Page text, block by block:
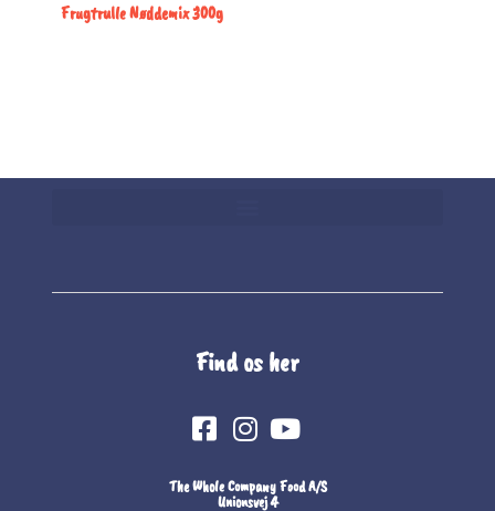
Frugtrulle Nøddemix 300g
Find os her
The Whole Company Food A/S
Unionsvej 4